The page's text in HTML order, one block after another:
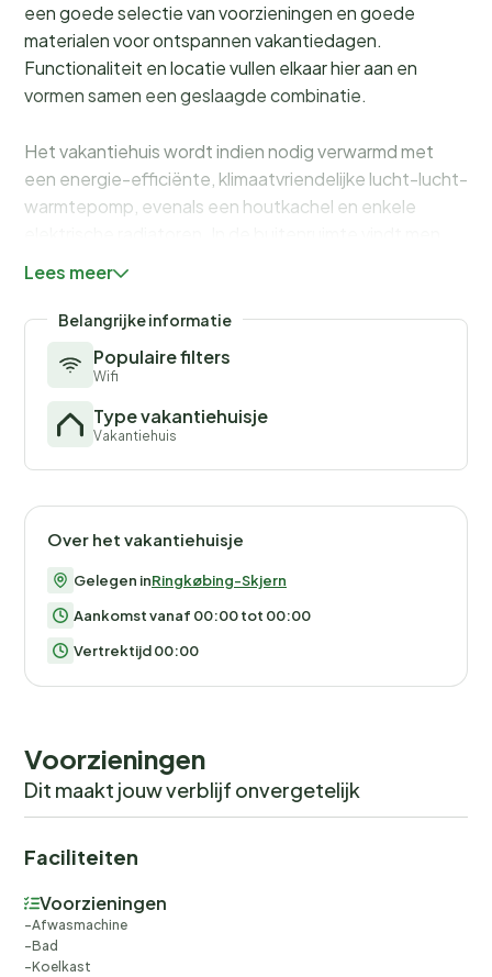
een goede selectie van voorzieningen en goede
materialen voor ontspannen vakantiedagen.
Functionaliteit en locatie vullen elkaar hier aan en
vormen samen een geslaagde combinatie.
Het vakantiehuis wordt indien nodig verwarmd met
een energie-efficiënte, klimaatvriendelijke lucht-lucht-
warmtepomp, evenals een houtkachel en enkele
het op het zuiden gerichte zonneterras en een
avonden.
Geen verhuur aan jeugdgroepen gewenst!
Lees meer
Belangrijke informatie
Populaire filters
Wifi
Type vakantiehuisje
Vakantiehuis
Over het vakantiehuisje
Gelegen inRingkøbing-Skjern
Aankomst vanaf 00:00 tot 00:00
Vertrektijd 00:00
Voorzieningen
Dit maakt jouw verblijf onvergetelijk
Faciliteiten
Voorzieningen
Afwasmachine
Bad
Koelkast